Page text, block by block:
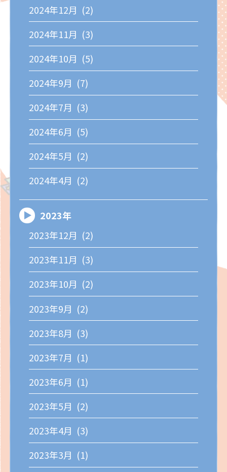
2024年12月 (2)
2024年11月 (3)
2024年10月 (5)
2024年9月 (7)
2024年7月 (3)
2024年6月 (5)
2024年5月 (2)
2024年4月 (2)
2023年
2023年12月 (2)
2023年11月 (3)
2023年10月 (2)
2023年9月 (2)
2023年8月 (3)
2023年7月 (1)
2023年6月 (1)
2023年5月 (2)
2023年4月 (3)
2023年3月 (1)